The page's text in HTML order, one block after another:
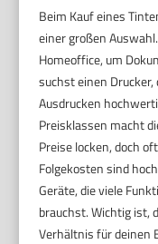
Beim Kauf eines
einer großen
Homeoffice, um
suchst einen
Ausdrucken
Preisklassen macht
Preise locken, doch
Folgekosten sind
Geräte, die viele
brauchst. Wichtig ist,
Verhältnis für deinen